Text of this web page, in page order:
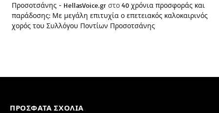
Προσοτσάνης - HellasVoice.gr στο 40 χρόνια προσφοράς και
παράδοσης: Με μεγάλη επιτυχία ο επετειακός καλοκαιρινός
χορός του Συλλόγου Ποντίων Προσοτσάνης
ΠΡΌΣΦΑΤΑ ΣΧΌΛΙΑ